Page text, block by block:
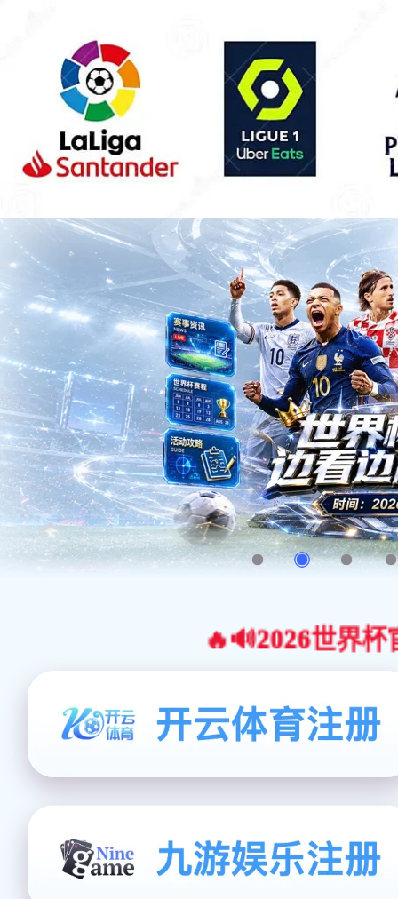
🔥🔊2026世界杯官网